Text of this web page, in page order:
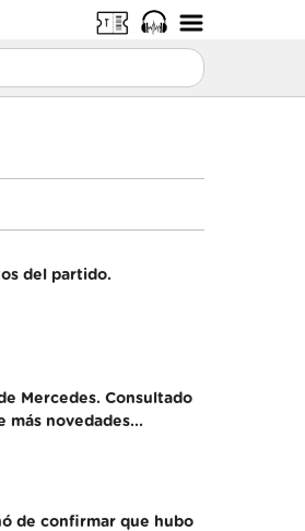
del partido.
Mercedes. Consultado
más novedades...
de confirmar que hubo